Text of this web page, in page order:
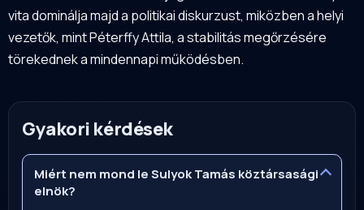
vita dominálja majd a politikai diskurzust, miközben a helyi
vezetők, mint Péterffy Attila, a stabilitás megőrzésére
törekednek a mindennapi működésben.
Gyakori kérdések
Miért nem mond le Sulyok Tamás köztársasági
elnök?